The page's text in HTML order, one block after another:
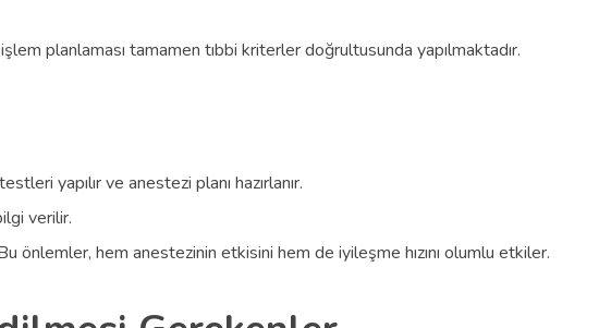
planlaması tamamen tıbbi kriterler doğrultusunda yapılmaktadır.
yapılır ve anestezi planı hazırlanır.
verilir.
önlemler, hem anestezinin etkisini hem de iyileşme hızını olumlu etkiler.